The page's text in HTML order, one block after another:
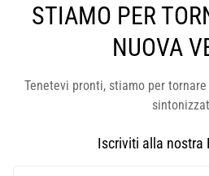
STIAMO PER
NUOVA
Tenetevi pronti, stiamo per
Iscriviti alla nostra